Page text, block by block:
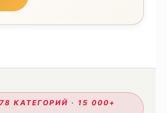
КАТЕГОРИЙ · 15 000+